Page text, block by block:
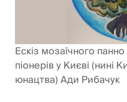
Ескіз мозаїчного
піонерів у Києві (нині
юнацтва) Ади Рибачук